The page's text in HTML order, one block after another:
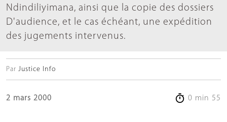
Ndindiliyimana, ainsi que la copie des dossiers
D'audience, et le cas échéant, une expédition
des jugements intervenus.
Par Justice Info
2 mars 2000 0 min 55